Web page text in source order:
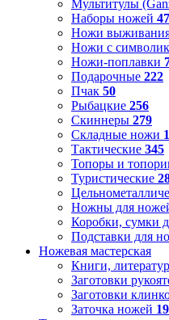
Мультитулы
Наборы ножей 47
Ножи
Ножи с
Ножи-поплавки
Подарочные 222
Пчак 50
Рыбацкие 256
Скиннеры 279
Складные ножи
Тактические 345
Топоры и
Туристические
Ножны для
Коробки, сумки
Подставки для
Ножевая мастерская
Книги,
Заготовки
Заготовки
Заточка ножей 19